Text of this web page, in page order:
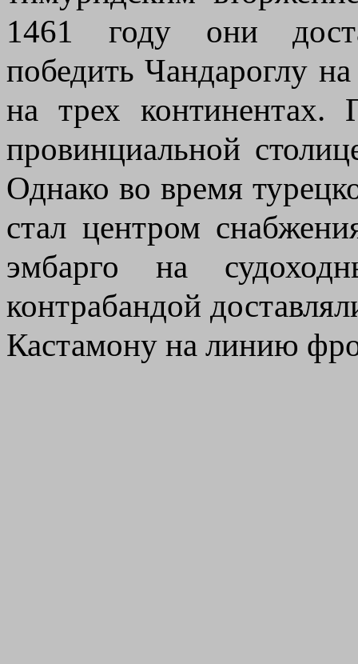
1461 году они
победить Чандароглу
на трех континентах.
провинциальной
Однако во время
стал центром
эмбарго на
контрабандой
Кастамону на линию